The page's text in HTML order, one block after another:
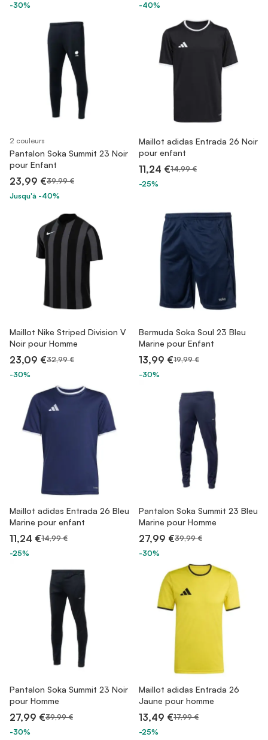
-30%
-40%
2 couleurs
Pantalon Soka Summit 23 Noir
pour Enfant
23,99 €39,99 €
Jusqu'à -40%
Maillot adidas Entrada 26 Noir
pour enfant
11,24 €14,99 €
-25%
Maillot Nike Striped Division V
Noir pour Homme
23,09 €32,99 €
-30%
Bermuda Soka Soul 23 Bleu
Marine pour Enfant
13,99 €19,99 €
-30%
Maillot adidas Entrada 26 Bleu
Marine pour enfant
11,24 €14,99 €
-25%
Pantalon Soka Summit 23 Bleu
Marine pour Homme
27,99 €39,99 €
-30%
Pantalon Soka Summit 23 Noir
pour Homme
27,99 €39,99 €
-30%
Maillot adidas Entrada 26
Jaune pour homme
13,49 €17,99 €
-25%